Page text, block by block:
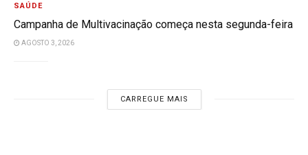
SAÚDE
Campanha de Multivacinação começa nesta segunda-feira
AGOSTO 3, 2026
CARREGUE MAIS